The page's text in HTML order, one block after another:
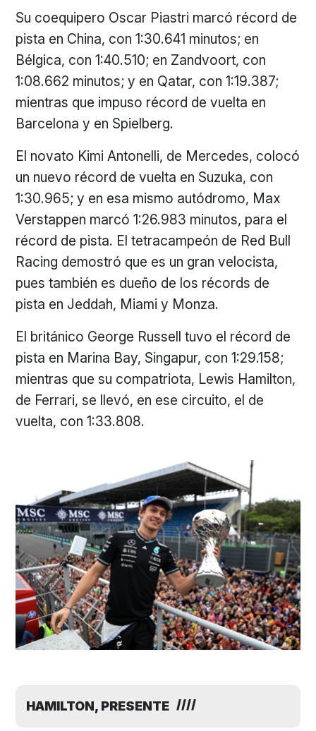
Su coequipero Oscar Piastri marcó récord de
pista en China, con 1:30.641 minutos; en
Bélgica, con 1:40.510; en Zandvoort, con
1:08.662 minutos; y en Qatar, con 1:19.387;
mientras que impuso récord de vuelta en
Barcelona y en Spielberg.
El novato Kimi Antonelli, de Mercedes, colocó
un nuevo récord de vuelta en Suzuka, con
1:30.965; y en esa mismo autódromo, Max
Verstappen marcó 1:26.983 minutos, para el
récord de pista. El tetracampeón de Red Bull
Racing demostró que es un gran velocista,
pues también es dueño de los récords de
pista en Jeddah, Miami y Monza.
El británico George Russell tuvo el récord de
pista en Marina Bay, Singapur, con 1:29.158;
mientras que su compatriota, Lewis Hamilton,
de Ferrari, se llevó, en ese circuito, el de
vuelta, con 1:33.808.
HAMILTON, PRESENTE